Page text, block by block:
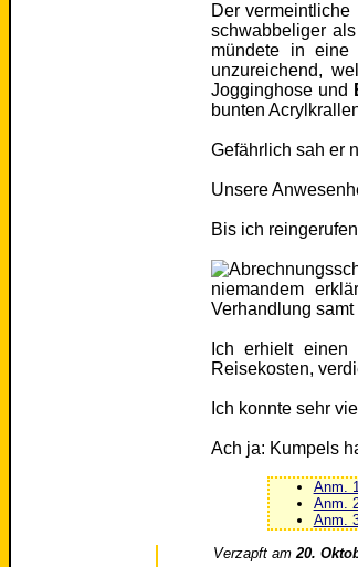
Der
schwabbeliger
mündete in eine
unzureichend,
Jogginghose und
bunten
Gefährlich sah er
Unsere
Bis ich
niemandem
Verhandlung
Ich erhielt
Reisekosten,
Ich konnte sehr
Ach ja: Kumpels
Anm.
Anm.
Anm.
Verzapft am20.